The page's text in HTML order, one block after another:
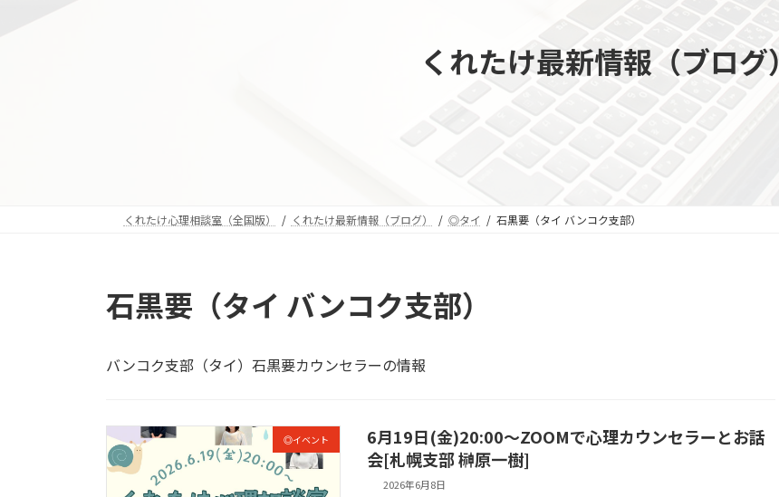
くれたけ最新情報（ブログ）
くれたけ心理相談室（全国版） くれたけ最新情報（ブログ） ◎タイ 石黒要（タイ バンコク支部）
石黒要（タイ バンコク支部）
バンコク支部（タイ）石黒要カウンセラーの情報
◎イベント
6月19日(金)20:00～ZOOMで心理カウンセラーとお話
会[札幌支部 榊原一樹]
2026年6月8日